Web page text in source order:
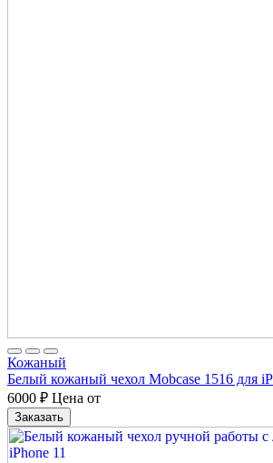
Кожаный
Белый кожаный чехол Mobcase 1516 для
6000 ₽ Цена от
Заказать